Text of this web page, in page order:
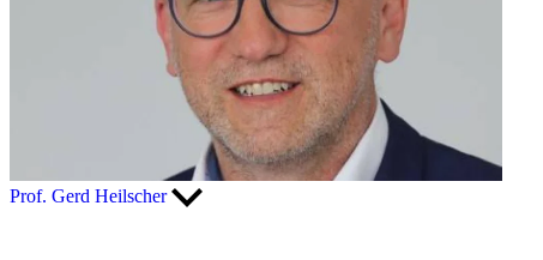
Prof. Gerd Heilscher